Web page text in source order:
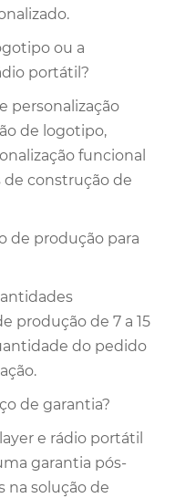
ou a
portátil?
personalização
de logotipo,
funcional
de construção de
de produção para
produção de 7 a 15
do pedido
de garantia?
e rádio portátil
garantia pós-
na solução de